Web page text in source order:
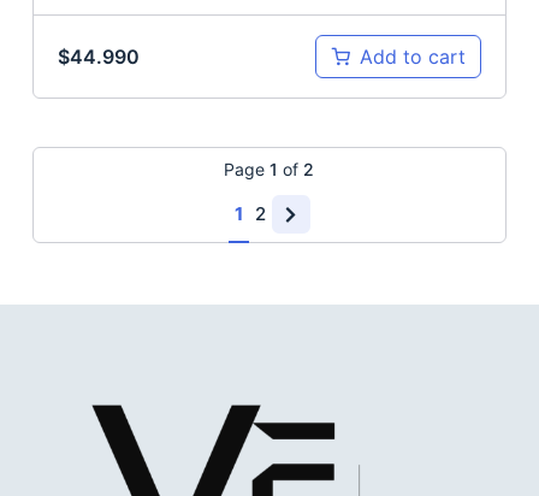
$44.990 Add to cart
Page1of 2
1 2